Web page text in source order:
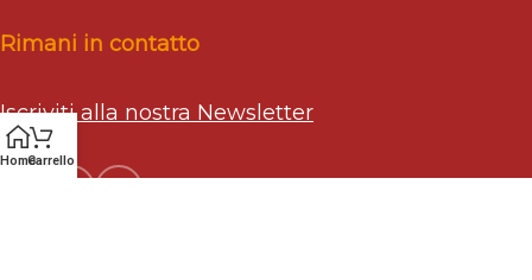
Rimani in contatto
Iscriviti alla nostra Newsletter
HomeCarrello